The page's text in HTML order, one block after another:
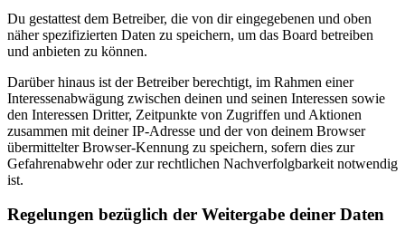
Du gestattest dem Betreiber, die von dir eingegebenen und oben
näher spezifizierten Daten zu speichern, um das Board betreiben
und anbieten zu können.
Darüber hinaus ist der Betreiber berechtigt, im Rahmen einer
Interessenabwägung zwischen deinen und seinen Interessen sowie
den Interessen Dritter, Zeitpunkte von Zugriffen und Aktionen
zusammen mit deiner IP-Adresse und der von deinem Browser
übermittelter Browser-Kennung zu speichern, sofern dies zur
Gefahrenabwehr oder zur rechtlichen Nachverfolgbarkeit notwendig
ist.
Regelungen bezüglich der Weitergabe deiner Daten